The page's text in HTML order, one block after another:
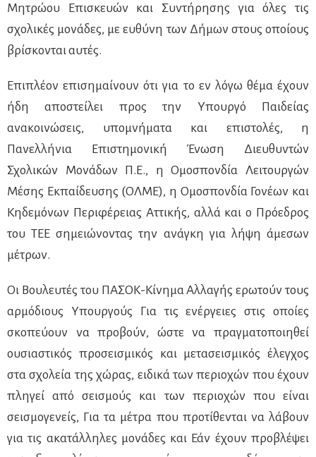
Μητρώου Επισκευών και Συντήρησης για όλες τις
σχολικές μονάδες, με ευθύνη των Δήμων στους οποίους
βρίσκονται αυτές.
Επιπλέον επισημαίνουν ότι για το εν λόγω θέμα έχουν
ήδη αποστείλει προς την Υπουργό Παιδείας
ανακοινώσεις, υπομνήματα και επιστολές, η
Πανελλήνια Επιστημονική Ένωση Διευθυντών
Σχολικών Μονάδων Π.Ε., η Ομοσπονδία Λειτουργών
Μέσης Εκπαίδευσης (ΟΛΜΕ), η Ομοσπονδία Γονέων και
Κηδεμόνων Περιφέρειας Αττικής, αλλά και ο Πρόεδρος
του ΤΕΕ σημειώνοντας την ανάγκη για λήψη άμεσων
μέτρων.
Οι Βουλευτές του ΠΑΣΟΚ-Κίνημα Αλλαγής ερωτούν τους
αρμόδιους Υπουργούς Για τις ενέργειες στις οποίες
σκοπεύουν να προβούν, ώστε να πραγματοποιηθεί
ουσιαστικός προσεισμικός και μετασεισμικός έλεγχος
στα σχολεία της χώρας, ειδικά των περιοχών που έχουν
πληγεί από σεισμούς και των περιοχών που είναι
σεισμογενείς, Για τα μέτρα που προτίθενται να λάβουν
για τις ακατάλληλες μονάδες και Εάν έχουν προβλέψει